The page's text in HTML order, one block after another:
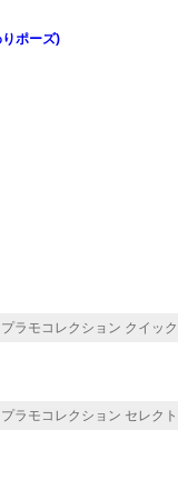
ポーズ)
ラモコレクション クイッ
ラモコレクション セレクト